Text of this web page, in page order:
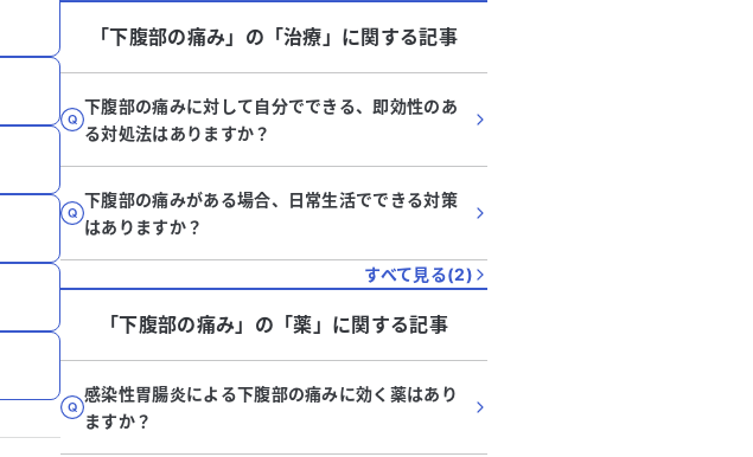
「下腹部の痛み」 の「治療 」に関する記事
下腹部の痛みに対して自分でできる、即効性のあ
る対処法はありますか？
下腹部の痛みがある場合、日常生活でできる対策
はありますか？
すべて見る(2)
「下腹部の痛み」 の「薬 」に関する記事
感染性胃腸炎による下腹部の痛みに効く薬はあり
ますか？